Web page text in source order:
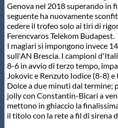
Centri Federali
Area Legislativa
Protezione Civile
Qualità
Genova nel 2018 superando in
seguente ha nuovamente
cedere il trofeo solo ai tiri di
Ferencvaros Telekom Budapest.
I magiari si impongono invece
sull'AN Brescia. I campioni
8-6 in avvio di terzo tempo,
Jokovic e Renzuto Iodice (8-8)
Dolce a due minuti dal termine;
jolly con Constantin-Bicari a
mettono in ghiaccio la
il titolo con la rete a fil di sirena